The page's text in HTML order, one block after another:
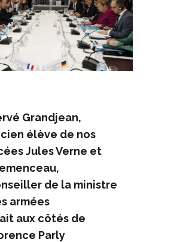
Grandjean,
élève de nos
Jules Verne et
de la ministre
armées
aux côtés de
Parly